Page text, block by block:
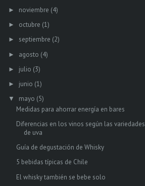
► noviembre (4)
► octubre (1)
► septiembre (2)
► agosto (4)
► julio (3)
► junio (1)
▼ mayo (5)
Medidas para ahorrar energía en bares
Diferencias en los vinos según las variedades
de uva
Guía de degustación de Whisky
5 bebidas típicas de Chile
El whisky también se bebe solo